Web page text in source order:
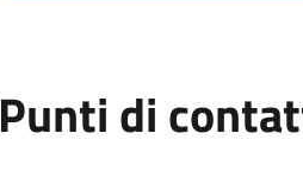
Punti di